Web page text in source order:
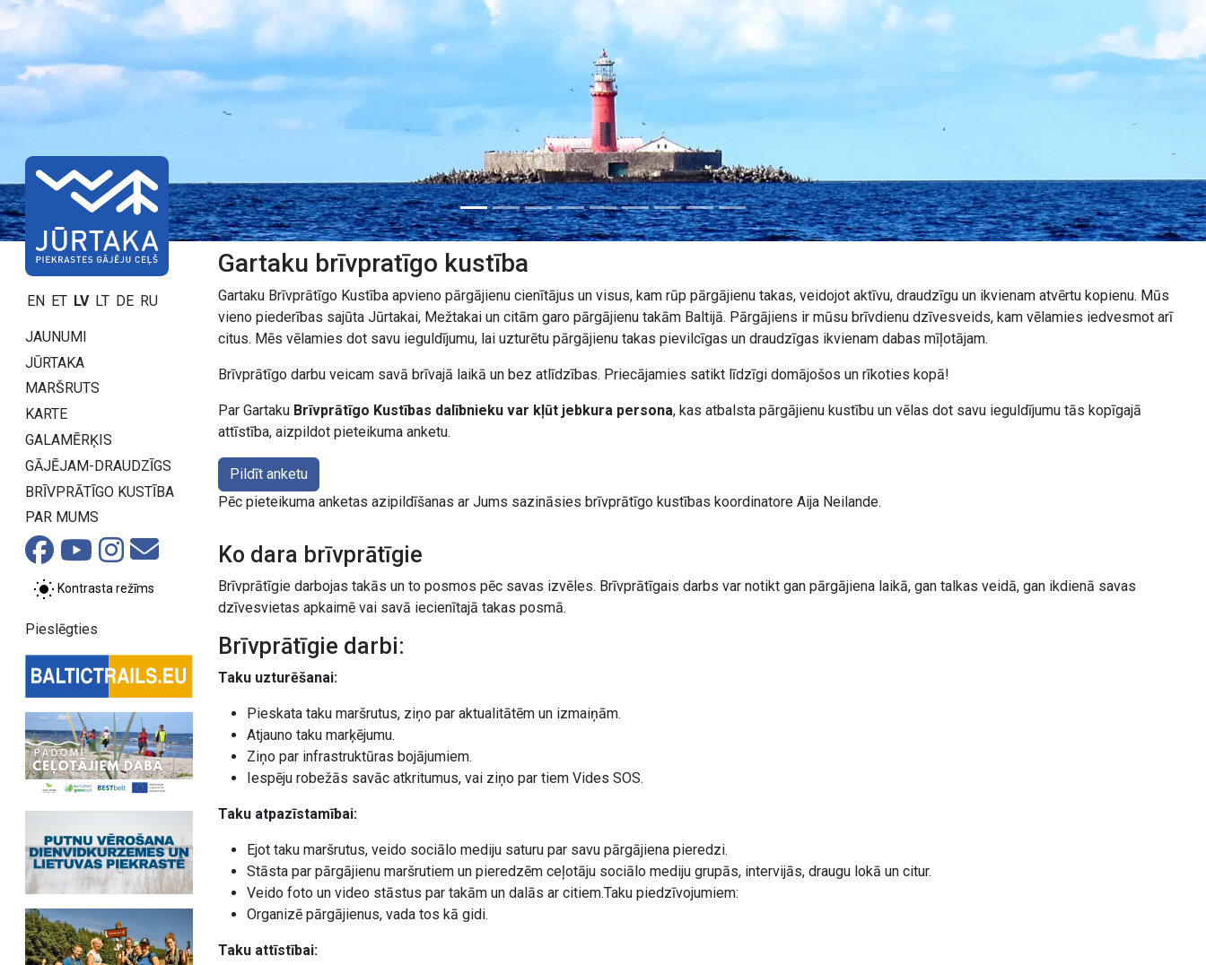
EN ET LV LT DE RU
JAUNUMI
JŪRTAKA
MARŠRUTS
KARTE
GALAMĒRĶIS
GĀJĒJAM-DRAUDZĪGS
BRĪVPRĀTĪGO KUSTĪBA
PAR MUMS
Kontrasta režīms
Pieslēgties
Gartaku brīvpratīgo kustība
Gartaku Brīvprātīgo Kustība apvieno pārgājienu cienītājus un visus, kam rūp pārgājienu takas, veidojot aktīvu, draudzīgu un ikvienam atvērtu kopienu. Mūs
vieno piederības sajūta Jūrtakai, Mežtakai un citām garo pārgājienu takām Baltijā. Pārgājiens ir mūsu brīvdienu dzīvesveids, kam vēlamies iedvesmot arī
citus. Mēs vēlamies dot savu ieguldījumu, lai uzturētu pārgājienu takas pievilcīgas un draudzīgas ikvienam dabas mīļotājam.
Brīvprātīgo darbu veicam savā brīvajā laikā un bez atlīdzības. Priecājamies satikt līdzīgi domājošos un rīkoties kopā!
Par Gartaku Brīvprātīgo Kustības dalībnieku var kļūt jebkura persona, kas atbalsta pārgājienu kustību un vēlas dot savu ieguldījumu tās kopīgajā
attīstība, aizpildot pieteikuma anketu.
Pildīt anketu
Pēc pieteikuma anketas azipildīšanas ar Jums sazināsies brīvprātīgo kustības koordinatore Aija Neilande.
Ko dara brīvprātīgie
Brīvprātīgie darbojas takās un to posmos pēc savas izvēles. Brīvprātīgais darbs var notikt gan pārgājiena laikā, gan talkas veidā, gan ikdienā savas
dzīvesvietas apkaimē vai savā iecienītajā takas posmā.
Brīvprātīgie darbi:
Taku uzturēšanai:
Pieskata taku maršrutus, ziņo par aktualitātēm un izmaiņām.
Atjauno taku marķējumu.
Ziņo par infrastruktūras bojājumiem.
Iespēju robežās savāc atkritumus, vai ziņo par tiem Vides SOS.
Taku atpazīstamībai:
Ejot taku maršrutus, veido sociālo mediju saturu par savu pārgājiena pieredzi.
Stāsta par pārgājienu maršrutiem un pieredzēm ceļotāju sociālo mediju grupās, intervijās, draugu lokā un citur.
Veido foto un video stāstus par takām un dalās ar citiem.Taku piedzīvojumiem:
Organizē pārgājienus, vada tos kā gidi.
Taku attīstībai: